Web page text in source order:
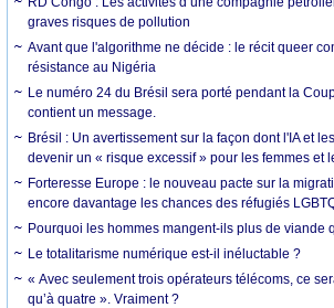
graves risques de pollution
Avant que l'algorithme ne décide : le récit queer
résistance au Nigéria
Le numéro 24 du Brésil sera porté pendant la
contient un message.
Brésil : Un avertissement sur la façon dont l'IA et
devenir un « risque excessif » pour les femmes et
Forteresse Europe : le nouveau pacte sur la
encore davantage les chances des réfugiés
Pourquoi les hommes mangent-ils plus de viande
Le totalitarisme numérique est-il inéluctable ?
« Avec seulement trois opérateurs télécoms, ce
qu’à quatre ». Vraiment ?